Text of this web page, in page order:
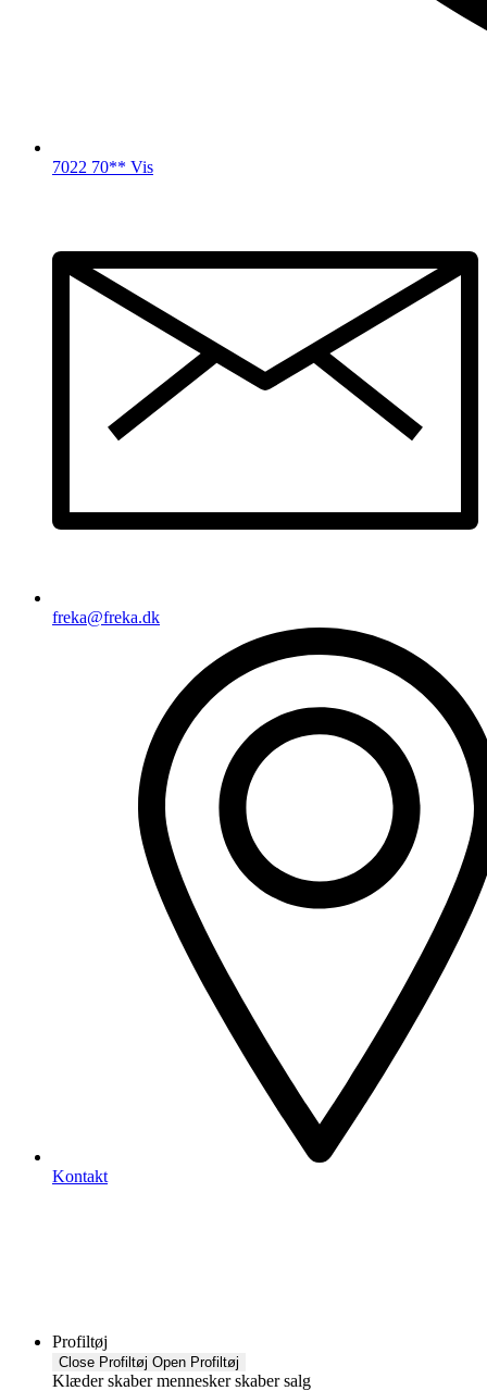
7022 70** Vis
freka@freka.dk
Kontakt
Profiltøj
Close Profiltøj Open Profiltøj
Klæder skaber mennesker skaber salg